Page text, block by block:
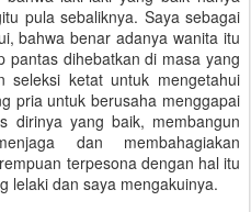
pula sebaliknya. Saya sebagai
bahwa benar adanya wanita itu
pantas dihebatkan di masa yang
seleksi ketat untuk mengetahui
pria untuk berusaha menggapai
dirinya yang baik, membangun
dan membahagiakan
terpesona dengan hal itu
lelaki dan saya mengakuinya.